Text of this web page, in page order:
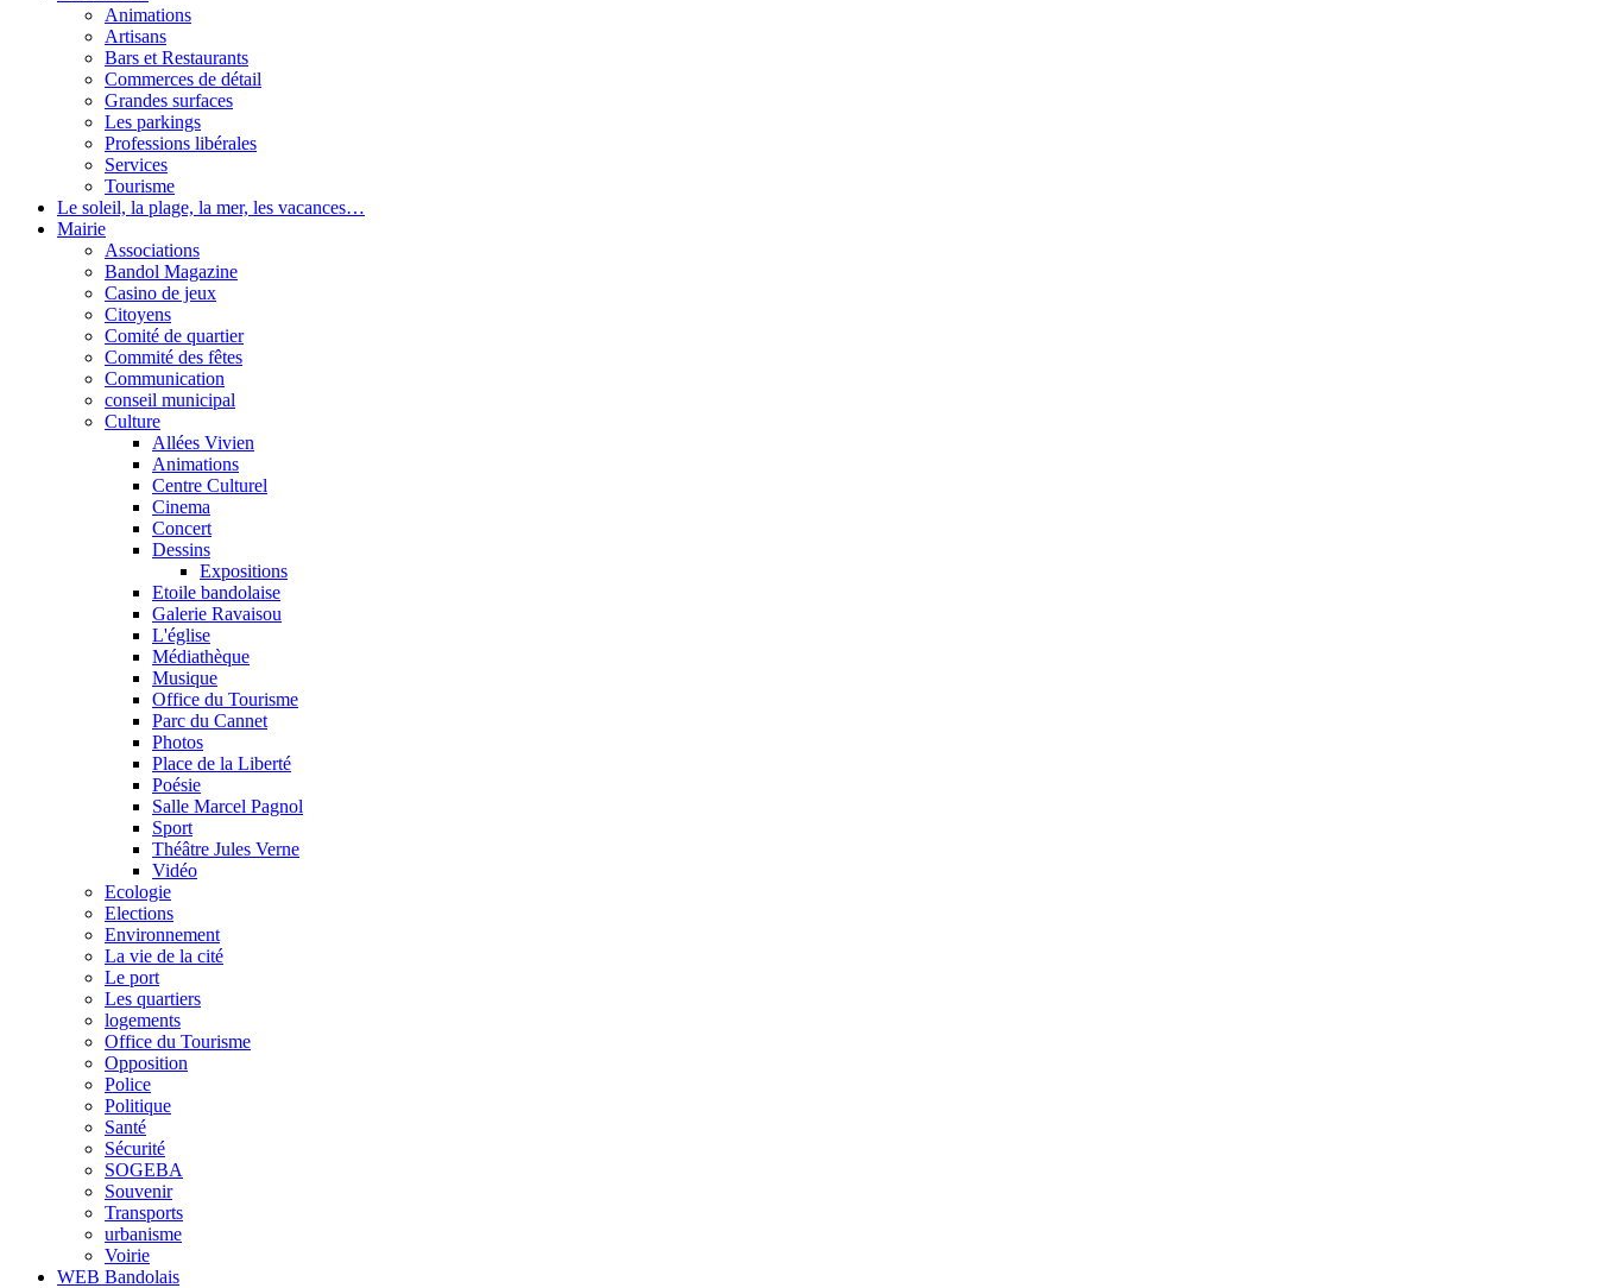
Animations
Artisans
Bars et Restaurants
Commerces de détail
Grandes surfaces
Les parkings
Professions libérales
Services
Tourisme
Le soleil, la plage, la mer, les vacances…
Mairie
Associations
Bandol Magazine
Casino de jeux
Citoyens
Comité de quartier
Commité des fêtes
Communication
conseil municipal
Culture
Allées Vivien
Animations
Centre Culturel
Cinema
Concert
Dessins
Expositions
Etoile bandolaise
Galerie Ravaisou
L'église
Médiathèque
Musique
Office du Tourisme
Parc du Cannet
Photos
Place de la Liberté
Poésie
Salle Marcel Pagnol
Sport
Théâtre Jules Verne
Vidéo
Ecologie
Elections
Environnement
La vie de la cité
Le port
Les quartiers
logements
Office du Tourisme
Opposition
Police
Politique
Santé
Sécurité
SOGEBA
Souvenir
Transports
urbanisme
Voirie
WEB Bandolais